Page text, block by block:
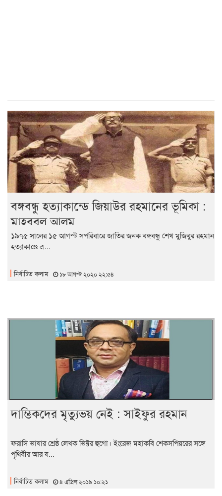
বঙ্গবন্ধু হত্যাকান্ডে জিয়াউর রহমানের ভূমিকা :
মাহবুবুল আলম
১৯৭৫ সালের ১৫ আগস্ট সপরিবারে জাতির জনক বঙ্গবন্ধু শেখ মুজিবুর রহমান
হত্যাকাণ্ডে এ...
নির্বাচিত কলাম ১৮ আগস্ট ২০২০ ২২:৫৪
দাম্ভিকদের মৃত্যুভয় নেই : সাইফুর রহমান
ফরাসি ভাষার শ্রেষ্ঠ লেখক ভিক্টর হুগো। ইংরেজ মহাকবি শেকসপিয়রের সঙ্গে
পৃথিবীর আর য...
নির্বাচিত কলাম ৪ এপ্রিল ২০১৯ ১০:২১